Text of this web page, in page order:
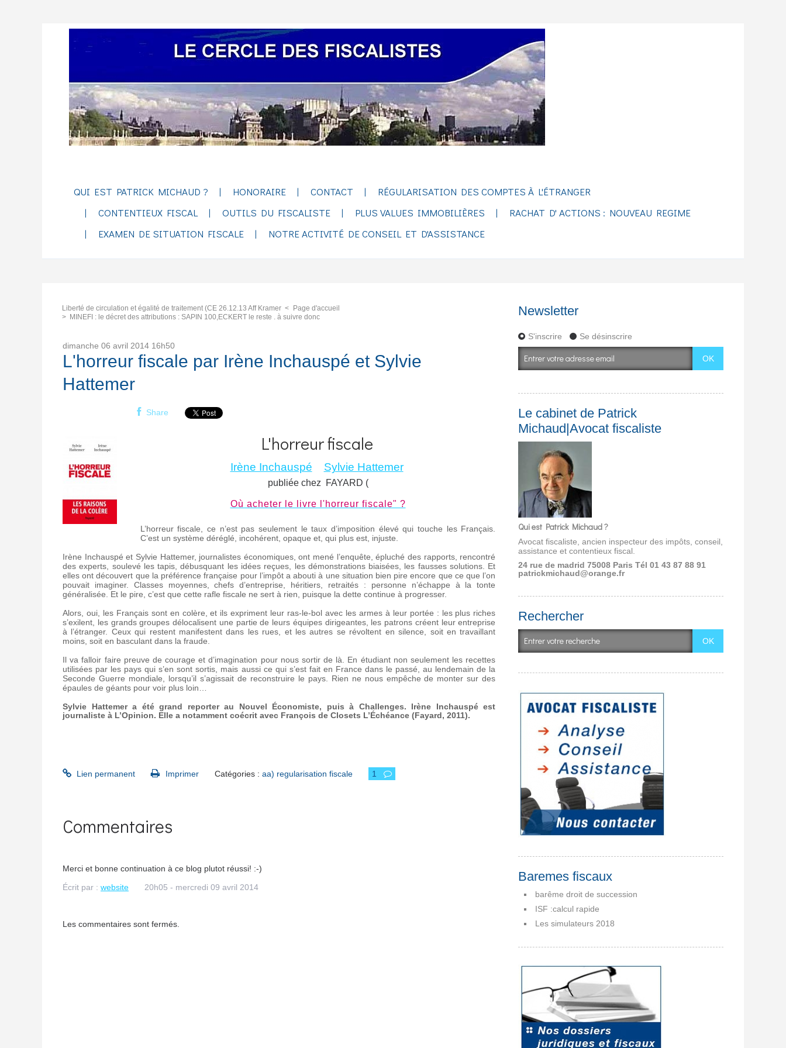
QUI EST PATRICK MICHAUD ? HONORAIRE CONTACT
RÉGULARISATION DES COMPTES À L'ÉTRANGER
CONTENTIEUX FISCAL
OUTILS DU FISCALISTE PLUS VALUES IMMOBILIÈRES
RACHAT D' ACTIONS : NOUVEAU REGIME
EXAMEN DE SITUATION FISCALE
NOTRE ACTIVITÉ DE CONSEIL ET D'ASSISTANCE
Liberté de circulation et égalité de traitement (CE 26.12.13 Aff Kramer
Page d'accueil
MINEFI : le décret des attributions : SAPIN 100,ECKERT le reste . à suivre donc
dimanche 06 avril 2014 16h50
L'horreur fiscale par Irène Inchauspé et Sylvie
Hattemer
Share
L'horreur fiscale
Irène Inchauspé Sylvie Hattemer
publiée chez FAYARD (
Où acheter le livre l'horreur fiscale" ?
L’horreur fiscale, ce n’est pas seulement le taux d’imposition élevé qui touche les Français.
C’est un système déréglé, incohérent, opaque et, qui plus est, injuste.
Irène Inchauspé et Sylvie Hattemer, journalistes économiques, ont mené l’enquête, épluché des rapports, rencontré
des experts, soulevé les tapis, débusquant les idées reçues, les démonstrations biaisées, les fausses solutions. Et
elles ont découvert que la préférence française pour l’impôt a abouti à une situation bien pire encore que ce que l’on
pouvait imaginer. Classes moyennes, chefs d’entreprise, héritiers, retraités : personne n’échappe à la tonte
généralisée. Et le pire, c’est que cette rafle fiscale ne sert à rien, puisque la dette continue à progresser.
Alors, oui, les Français sont en colère, et ils expriment leur ras-le-bol avec les armes à leur portée : les plus riches
s’exilent, les grands groupes délocalisent une partie de leurs équipes dirigeantes, les patrons créent leur entreprise
à l’étranger. Ceux qui restent manifestent dans les rues, et les autres se révoltent en silence, soit en travaillant
moins, soit en basculant dans la fraude.
Il va falloir faire preuve de courage et d’imagination pour nous sortir de là. En étudiant non seulement les recettes
utilisées par les pays qui s’en sont sortis, mais aussi ce qui s’est fait en France dans le passé, au lendemain de la
Seconde Guerre mondiale, lorsqu’il s’agissait de reconstruire le pays. Rien ne nous empêche de monter sur des
épaules de géants pour voir plus loin…
Sylvie Hattemer a été grand reporter au Nouvel Économiste, puis à Challenges. Irène Inchauspé est
journaliste à L’Opinion. Elle a notamment coécrit avec François de Closets L’Échéance (Fayard, 2011).
Lien permanent Imprimer Catégories : aa) regularisation fiscale 1
Commentaires
Merci et bonne continuation à ce blog plutot réussi! :-)
Écrit par : website 20h05 - mercredi 09 avril 2014
Les commentaires sont fermés.
Newsletter
S'inscrire Se désinscrire
Le cabinet de Patrick
Michaud|Avocat fiscaliste
Qui est Patrick Michaud ?
Avocat fiscaliste, ancien inspecteur des impôts, conseil,
assistance et contentieux fiscal.
24 rue de madrid 75008 ParisTél 01 43 87 88 91
patrickmichaud@orange.fr
Rechercher
Baremes fiscaux
barême droit de succession
ISF :calcul rapide
Les simulateurs 2018